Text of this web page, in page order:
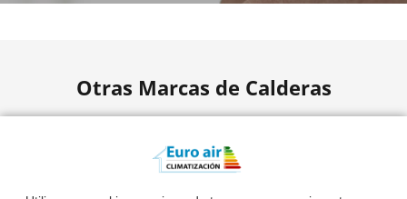
Otras Marcas de Calderas